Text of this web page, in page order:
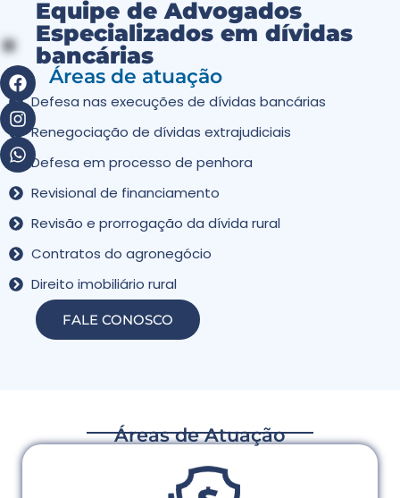
Equipe de Advogados
Especializados em dívidas
bancárias
Áreas de atuação
Defesa nas execuções de dívidas bancárias
Renegociação de dívidas extrajudiciais
Defesa em processo de penhora
Revisional de financiamento
Revisão e prorrogação da dívida rural
Contratos do agronegócio
Direito imobiliário rural
FALE CONOSCO
Áreas de Atuação